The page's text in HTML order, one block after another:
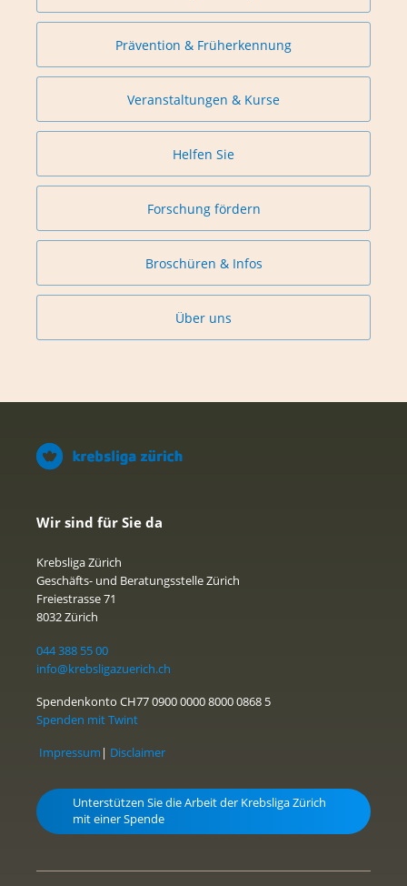
Prävention & Früherkennung
Veranstaltungen & Kurse
Helfen Sie
Forschung fördern
Broschüren & Infos
Über uns
Wir sind für Sie da
Krebsliga Zürich
Geschäfts- und Beratungsstelle Zürich
Freiestrasse 71
8032 Zürich
044 388 55 00
info@krebsligazuerich.ch
Spendenkonto CH77 0900 0000 8000 0868 5
Spenden mit Twint
Impressum | Disclaimer
Unterstützen Sie die Arbeit der Krebsliga Zürich
mit einer Spende